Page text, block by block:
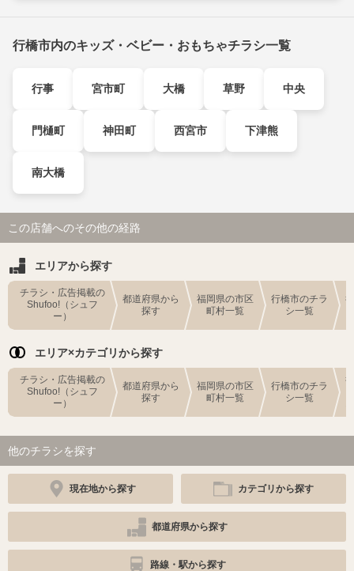
行橋市内のキッズ・ベビー・おもちゃチラシ一覧
行事 宮市町 大橋 草野 中央
門樋町 神田町 西宮市 下津熊
南大橋
この店舗へのその他の経路
エリアから探す
チラシ・広告掲載の
Shufoo!（シュフ
ー）
都道府県から
探す
福岡県の市区
町村一覧
行橋市のチラ
シ一覧
エリア×カテゴリから探す
チラシ・広告掲載の
Shufoo!（シュフ
ー）
都道府県から
探す
福岡県の市区
町村一覧
行橋市のチラ
シ一覧
他のチラシを探す
現在地から探す カテゴリから探す
都道府県から探す
路線・駅から探す